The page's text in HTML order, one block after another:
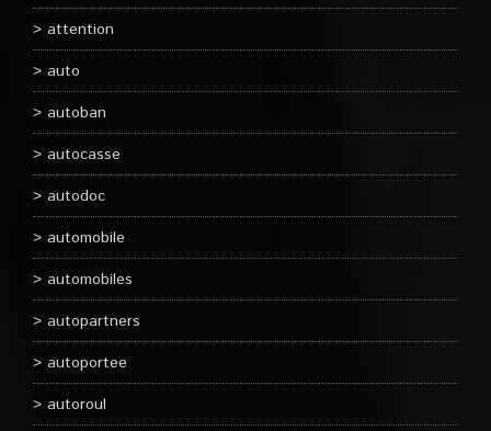
attention
auto
autoban
autocasse
autodoc
automobile
automobiles
autopartners
autoportee
autoroul